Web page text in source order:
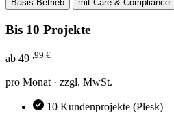
Basis-Betrieb mit Care & Compliance
Bis 10 Projekte
ab 49 ,99 €
pro Monat · zzgl. MwSt.
10 Kundenprojekte (Plesk)